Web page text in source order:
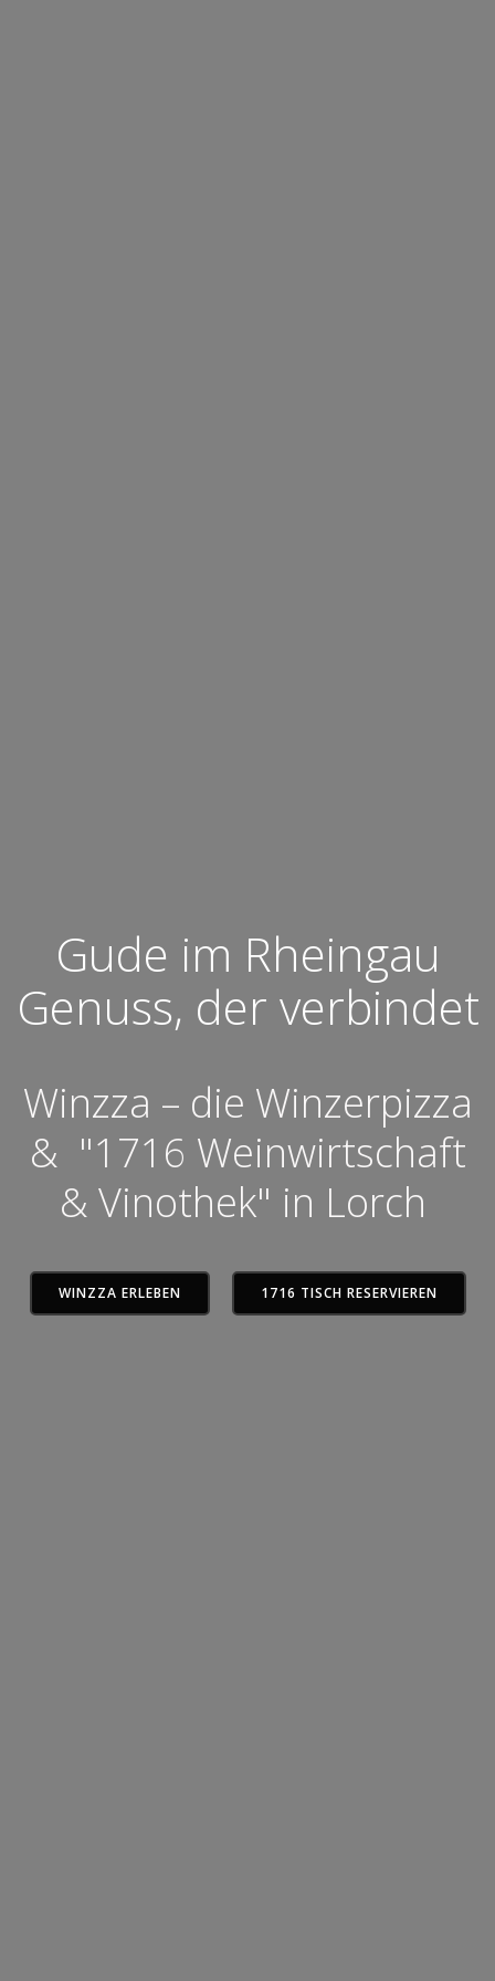
Gude im Rheingau
Genuss, der verbindet
Winzza – die Winzerpizza
& "1716 Weinwirtschaft
& Vinothek" in Lorch
WINZZA ERLEBEN 1716 TISCH RESERVIEREN